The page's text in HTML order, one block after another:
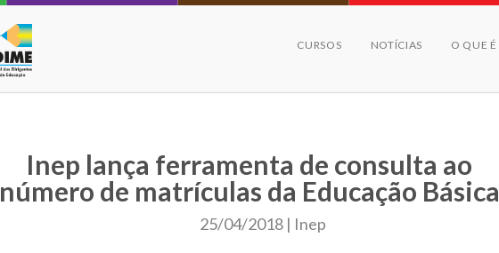
CURSOS NOTÍCIAS O QUE É
Inep lança ferramenta de consulta ao
número de matrículas da Educação Básica
25/04/2018 | Inep